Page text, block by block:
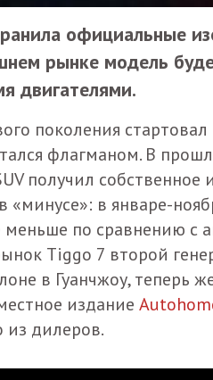
официальные
рынке модель
двигателями.
поколения
флагманом. В
получил собственное
в январе-
меньше по сравнению
Tiggo 7 второй
в Гуанчжоу,
издание
из дилеров.